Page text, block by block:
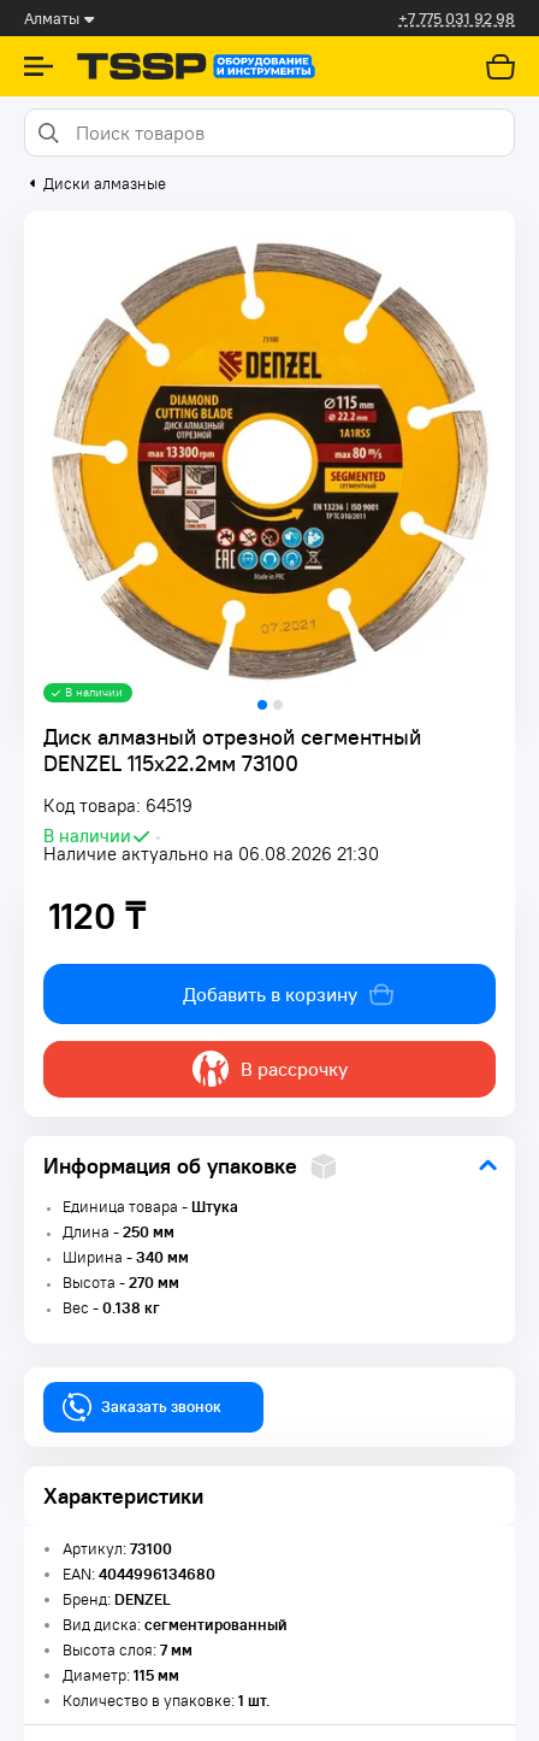
Алматы +7 775 031 92 98
Диски алмазные
Диск алмазный отрезной сегментный
DENZEL 115х22.2мм 73100
Код товара: 64519
В наличии
•
Наличие актуально на 06.08.2026 21:30
В наличии
1120 ₸
1120 ₸
Добавить в корзину
В рассрочку
Информация об упаковке
Единица товара -Штука
Длина -250 мм
Ширина -340 мм
Высота -270 мм
Вес -0.138 кг
Заказать звонок
Характеристики
Артикул:73100
EAN:4044996134680
Бренд:DENZEL
Вид диска:сегментированный
Высота слоя:7 мм
Диаметр:115 мм
Количество в упаковке:1 шт.